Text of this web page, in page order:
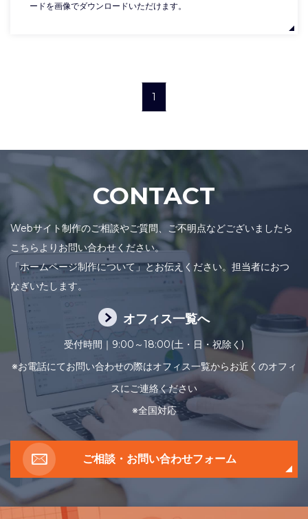
ードを画像でダウンロードいただけます。
1
CONTACT
Webサイト制作のご相談やご質問、ご不明点などございましたら
こちらよりお問い合わせください。
「ホームページ制作について」とお伝えください。担当者におつ
なぎいたします。
オフィス一覧へ
受付時間｜9:00～18:00(土・日・祝除く)
※お電話にてお問い合わせの際はオフィス一覧からお近くのオフィ
スにご連絡ください
※全国対応
ご相談・お問い合わせフォーム